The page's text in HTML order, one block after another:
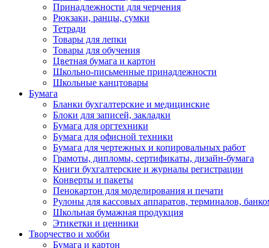
Принадлежности для черчения
Рюкзаки, ранцы, сумки
Тетради
Товары для лепки
Товары для обучения
Цветная бумага и картон
Школьно-письменные принадлежности
Школьные канцтовары
Бумага
Бланки бухгалтерские и медицинские
Блоки для записей, закладки
Бумага для оргтехники
Бумага для офисной техники
Бумага для чертежных и копировальных работ
Грамоты, дипломы, сертификаты, дизайн-бумага
Книги бухгалтерские и журналы регистрации
Конверты и пакеты
Пенокартон для моделирования и печати
Рулоны для кассовых аппаратов, терминалов,
Школьная бумажная продукция
Этикетки и ценники
Творчество и хобби
Бумага и картон